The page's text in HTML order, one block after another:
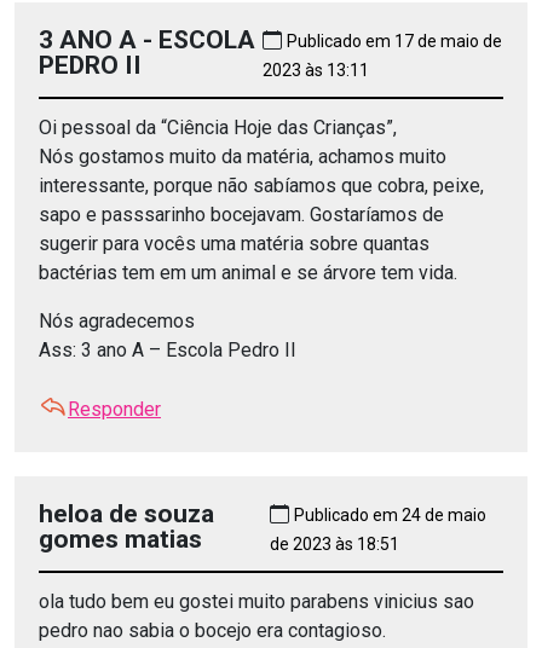
3 ANO A - ESCOLA
PEDRO II
Publicado em 17 de maio de
2023 às 13:11
Oi pessoal da “Ciência Hoje das Crianças”,
Nós gostamos muito da matéria, achamos muito
interessante, porque não sabíamos que cobra, peixe,
sapo e passsarinho bocejavam. Gostaríamos de
sugerir para vocês uma matéria sobre quantas
bactérias tem em um animal e se árvore tem vida.
Nós agradecemos
Ass: 3 ano A – Escola Pedro II
Responder
heloa de souza
gomes matias
Publicado em 24 de maio
de 2023 às 18:51
ola tudo bem eu gostei muito parabens vinicius sao
pedro nao sabia o bocejo era contagioso.